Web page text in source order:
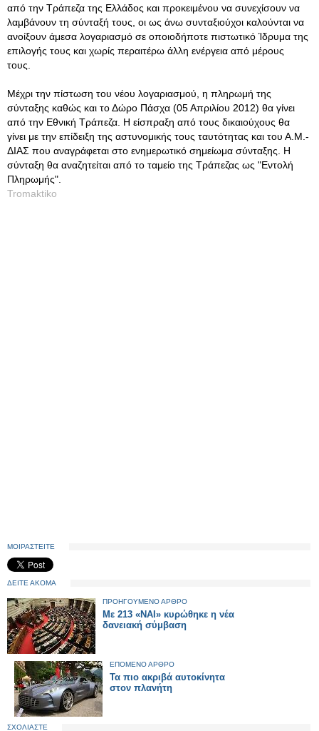
από την Τράπεζα της Ελλάδος και προκειμένου να συνεχίσουν να
λαμβάνουν τη σύνταξή τους, οι ως άνω συνταξιούχοι καλούνται να
ανοίξουν άμεσα λογαριασμό σε οποιοδήποτε πιστωτικό Ίδρυμα της
επιλογής τους και χωρίς περαιτέρω άλλη ενέργεια από μέρους
τους.
Μέχρι την πίστωση του νέου λογαριασμού, η πληρωμή της
σύνταξης καθώς και το Δώρο Πάσχα (05 Απριλίου 2012) θα γίνει
από την Εθνική Τράπεζα. Η είσπραξη από τους δικαιούχους θα
γίνει με την επίδειξη της αστυνομικής τους ταυτότητας και του Α.Μ.-
ΔΙΑΣ που αναγράφεται στο ενημερωτικό σημείωμα σύνταξης. Η
σύνταξη θα αναζητείται από το ταμείο της Τράπεζας ως "Εντολή
Πληρωμής".
Tromaktiko
ΜΟΙΡΑΣΤΕΙΤΕ
ΔΕΙΤΕ ΑΚΟΜΑ
ΠΡΟΗΓΟΥΜΕΝΟ ΑΡΘΡΟ
Με 213 «ΝΑΙ» κυρώθηκε η νέα
δανειακή σύμβαση
ΕΠΟΜΕΝΟ ΑΡΘΡΟ
Τα πιο ακριβά αυτοκίνητα
στον πλανήτη
ΣΧΟΛΙΑΣΤΕ